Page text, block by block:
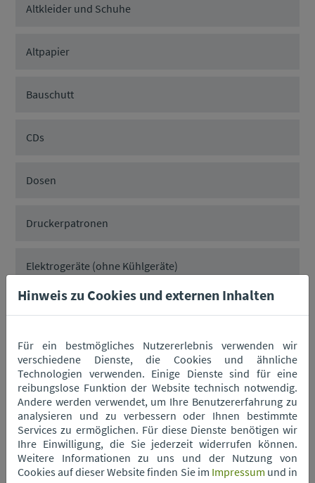
Altkleider und Schuhe
Altpapier
Bauschutt
CDs
Dosen
Druckerpatronen
Elektrogeräte (ohne Kühlgeräte)
Grüngut
Haushaltsbatterien
Neonröhren
PU-Schaumdosen
Hinweis zu Cookies und externen Inhalten
Für ein bestmögliches Nutzererlebnis verwenden wir
verschiedene Dienste, die Cookies und ähnliche
Technologien verwenden. Einige Dienste sind für eine
reibungslose Funktion der Website technisch notwendig.
Andere werden verwendet, um Ihre Benutzererfahrung zu
analysieren und zu verbessern oder Ihnen bestimmte
Services zu ermöglichen. Für diese Dienste benötigen wir
Ihre Einwilligung, die Sie jederzeit widerrufen können.
Weitere Informationen zu uns und der Nutzung von
Cookies auf dieser Website finden Sie im Impressum und in